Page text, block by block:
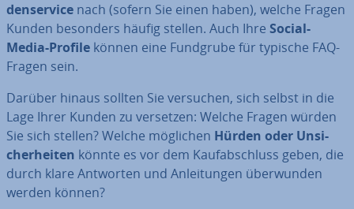
den­ser­vice nach (sofern Sie einen haben), welche Fragen
Kunden besonders häufig stellen. Auch Ihre Social-
Media-Profile können eine Fundgrube für typische FAQ-
Fragen sein.
Darüber hinaus sollten Sie versuchen, sich selbst in die
Lage Ihrer Kunden zu versetzen: Welche Fragen würden
Sie sich stellen? Welche möglichen Hürden oder Un­si­
cher­hei­ten könnte es vor dem Kauf­ab­schluss geben, die
durch klare Antworten und An­lei­tun­gen über­wun­den
werden können?